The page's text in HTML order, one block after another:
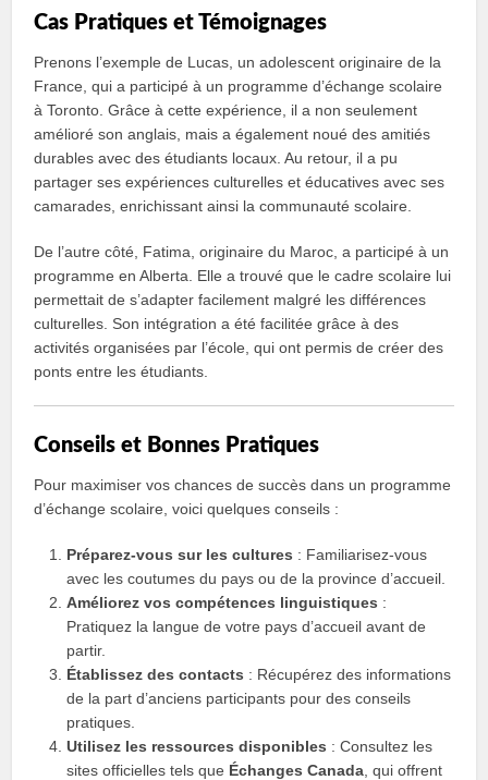
Cas Pratiques et Témoignages
Prenons l’exemple de Lucas, un adolescent originaire de la
France, qui a participé à un programme d’échange scolaire
à Toronto. Grâce à cette expérience, il a non seulement
amélioré son anglais, mais a également noué des amitiés
durables avec des étudiants locaux. Au retour, il a pu
partager ses expériences culturelles et éducatives avec ses
camarades, enrichissant ainsi la communauté scolaire.
De l’autre côté, Fatima, originaire du Maroc, a participé à un
programme en Alberta. Elle a trouvé que le cadre scolaire lui
permettait de s’adapter facilement malgré les différences
culturelles. Son intégration a été facilitée grâce à des
activités organisées par l’école, qui ont permis de créer des
ponts entre les étudiants.
Conseils et Bonnes Pratiques
Pour maximiser vos chances de succès dans un programme
d’échange scolaire, voici quelques conseils :
Préparez-vous sur les cultures : Familiarisez-vous
avec les coutumes du pays ou de la province d’accueil.
Améliorez vos compétences linguistiques :
Pratiquez la langue de votre pays d’accueil avant de
partir.
Établissez des contacts : Récupérez des informations
de la part d’anciens participants pour des conseils
pratiques.
Utilisez les ressources disponibles : Consultez les
sites officielles tels que Échanges Canada , qui offrent